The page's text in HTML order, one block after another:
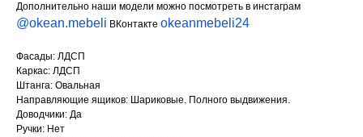
Дополнительно наши модели можно посмотреть в инстаграм
@okean.mebeli ВКонтакте okeanmebeli24
Фасады: ЛДСП
Каркас: ЛДСП
Штанга: Овальная
Направляющие ящиков: Шариковые. Полного выдвижения.
Доводчики: Да
Ручки: Нет